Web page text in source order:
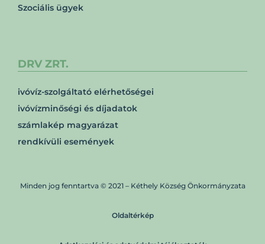
Szociális ügyek
DRV ZRT.
ivóvíz-szolgáltató elérhetőségei
ivóvízminőségi és díjadatok
számlakép magyarázat
rendkívüli események
Minden jog fenntartva © 2021 – Kéthely Község Önkormányzata
Oldaltérkép